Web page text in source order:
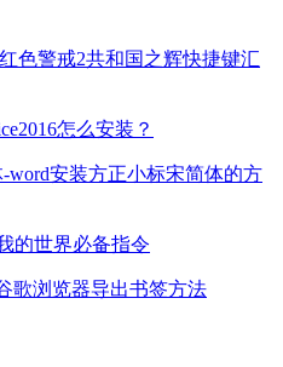
色警戒2共和国之辉快捷键汇
怎么安装？
word安装方正小标宋简体的方
的世界必备指令
歌浏览器导出书签方法